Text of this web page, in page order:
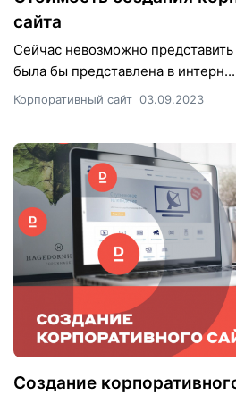
сайта
Сейчас невозможно
была бы представлена в интерн...
Корпоративный сайт 03.09.2023
Создание